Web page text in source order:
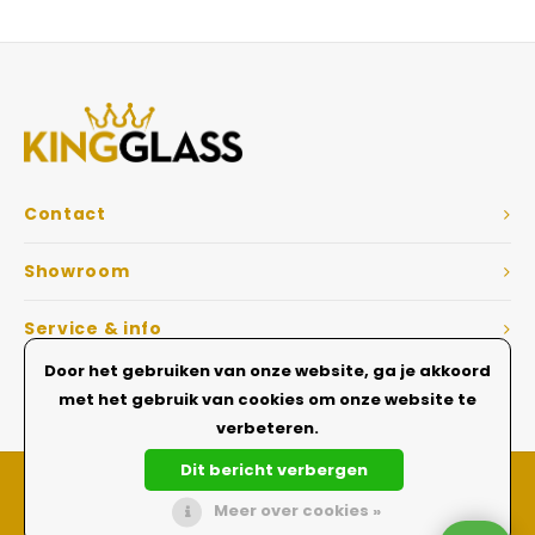
Contact
Showroom
Service & info
Dé Glazen wanden specialist
Door het gebruiken van onze website, ga je akkoord
met het gebruik van cookies om onze website te
verbeteren.
Dit bericht verbergen
Meer over cookies »